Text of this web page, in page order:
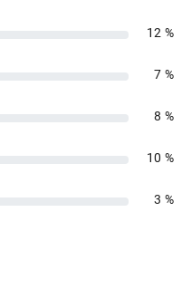
12 %
7 %
8 %
10 %
3 %